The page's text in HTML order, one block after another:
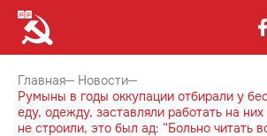
Главная
Новости
Румыны в годы оккупации отбирали у
еду, одежду, заставляли работать на них
не строили, это был ад: “Больно читать